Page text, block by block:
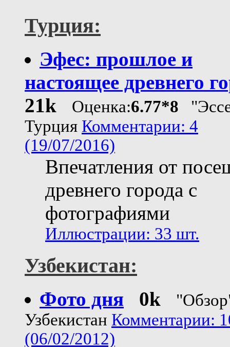
Турция:
Эфес: прошлое и
настоящее древнего
21k
Оценка:6.77*8
Турция Комментарии: 4
(19/07/2016)
Впечатления от
древнего города с
фотографиями
Иллюстрации: 33 шт.
Узбекистан:
Фото дня 0k
Узбекистан Комментарии:
(06/02/2012)